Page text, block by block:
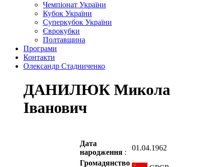
Чемпіонат України
Кубок України
Суперкубок України
Єврокубки
Полтавщина
Програми
Контакти
Олександр Стадниченко
ДАНИЛЮК Микола
Іванович
Дата
народження :
01.04.1962
Громадянство